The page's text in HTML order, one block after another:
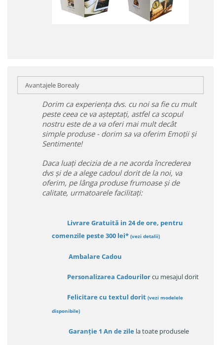
Avantajele Borealy
Dorim ca experiența dvs. cu noi sa fie cu mult
peste ceea ce va așteptați, astfel ca scopul
nostru este de a va oferi mai mult decât
simple produse - dorim sa va oferim Emoții și
Sentimente!
Daca luați decizia de a ne acorda încrederea
dvs și de a alege cadoul dorit de la noi, va
oferim, pe lânga produse frumoase și de
calitate, urmatoarele facilitați:
Livrare Gratuită in 24 de ore, pentru
comenzile peste 300 lei* (vezi detalii)
Ambalare Cadou
Personalizarea Cadourilorcu mesajul dorit
Felicitare cu textul dorit (vezi modelele
disponibile)
Garanție 1 An de zile la toate produsele